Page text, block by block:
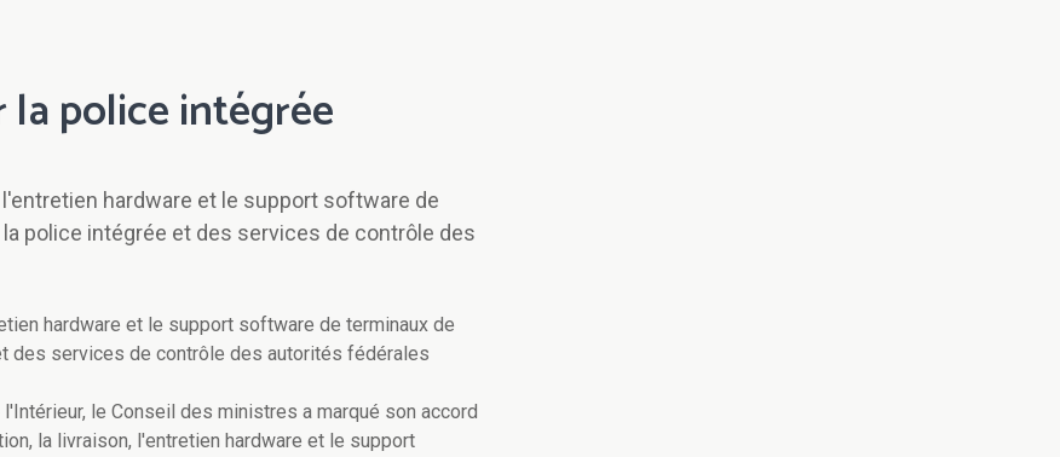
police intégrée
hardware et le support software de
police intégrée et des services de contrôle des
hardware et le support software de terminaux de
des services de contrôle des autorités fédérales
le Conseil des ministres a marqué son accord
la livraison, l'entretien hardware et le support